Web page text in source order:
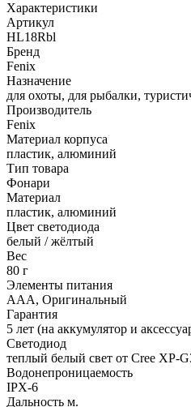
Характеристики
Артикул
HL18Rbl
Бренд
Fenix
Назначение
для охоты, для рыбалки,
Производитель
Fenix
Материал корпуса
пластик, алюминий
Тип товара
Фонари
Материал
пластик, алюминий
Цвет светодиода
белый / жёлтый
Вес
80 г
Элементы питания
AAA, Оригинальный
Гарантия
5 лет (на аккумулятор и
Светодиод
теплый белый свет от Cree XP-
Водонепроницаемость
IPX-6
Дальность м.